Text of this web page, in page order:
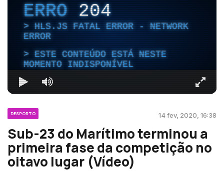
ERRO204
HLS.JS FATAL ERROR - NETWORK
ERROR
ESTE CONTEÚDO ESTÁ NESTE
MOMENTO INDISPONÍVEL
DESPORTO 14 fev, 2020, 16:38
Sub-23 do Marítimo terminou a
primeira fase da competição no
oitavo lugar (Vídeo)